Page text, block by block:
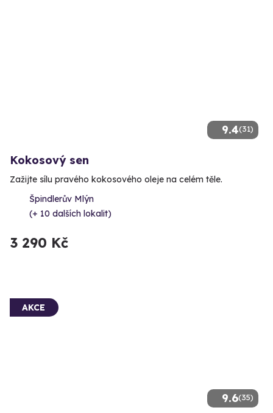
9.4(31)
Kokosový sen
Zažijte sílu pravého kokosového oleje na celém těle.
Špindlerův Mlýn
(+ 10 dalších lokalit)
3 290 Kč
9.6(35)
AKCE